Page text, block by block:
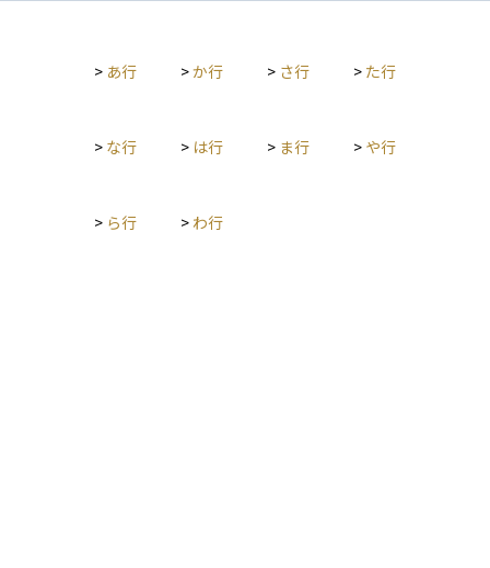
> あ行 >か行 > さ行 > た行
> な行 > は行 > ま行 > や行
> ら行 > わ行